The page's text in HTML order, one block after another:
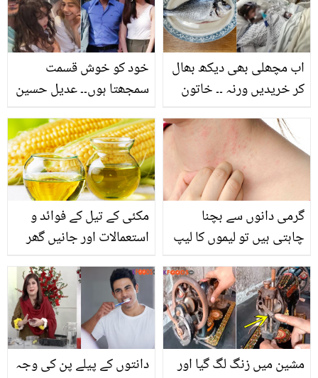
خود کو خوش قسمت
سمجھتا ہوں۔۔ عدیل حسین
سائرہ یوسف سے شادی
کرنے والے ہیں؟
اب مچھلی بھی دیکھ بھال
کر خریدیں ورنہ ۔۔ خاتون
معذور ہوگئیں؟ عجیب و
غریب واقعے نے مچھلی
کھانے والوں کو خوفزدہ کر
دیا
مکئی کے تیل کے فوائد و
استعمالات اور جانیں گھر
گرمی دانوں سے بچنا
چاہتی ہیں تو لیموں کا لیپ
استعمال کریں اور پائیں
گرمی دانوں سے پاک جلد!
دانتوں کے پیلے پن کی وجہ
مشین میں زنگ لگ گیا اور